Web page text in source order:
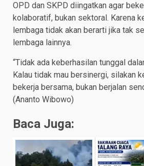
OPD dan SKPD diingatkan agar
kolaboratif, bukan sektoral. Karena
lembaga tidak akan berarti jika tak
lembaga lainnya.
“Tidak ada keberhasilan tunggal
Kalau tidak mau bersinergi, silakan
bekerja bersama, bukan berjalan
(Ananto Wibowo)
Baca Juga: